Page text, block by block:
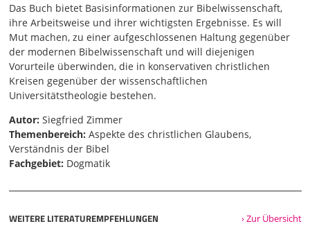
Das Buch bietet Basisinformationen zur Bibelwissenschaft,
ihre Arbeitsweise und ihrer wichtigsten Ergebnisse. Es will
Mut machen, zu einer aufgeschlossenen Haltung gegenüber
der modernen Bibelwissenschaft und will diejenigen
Vorurteile überwinden, die in konservativen christlichen
Kreisen gegenüber der wissenschaftlichen
Universitätstheologie bestehen.
Autor: Siegfried Zimmer
Themenbereich: Aspekte des christlichen Glaubens,
Verständnis der Bibel
Fachgebiet: Dogmatik
WEITERE LITERATUREMPFEHLUNGEN › Zur Übersicht